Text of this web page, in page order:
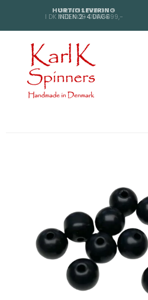
HURTIG LEVERING
INDEN 2-4 DAGE